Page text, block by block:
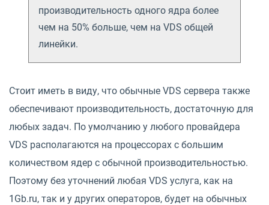
производительность одного ядра более
чем на 50% больше, чем на VDS общей
линейки.
Стоит иметь в виду, что обычные VDS сервера также
обеспечивают производительность, достаточную для
любых задач. По умолчанию у любого провайдера
VDS располагаются на процессорах с большим
количеством ядер с обычной производительностью.
Поэтому без уточнений любая VDS услуга, как на
1Gb.ru, так и у других операторов, будет на обычных